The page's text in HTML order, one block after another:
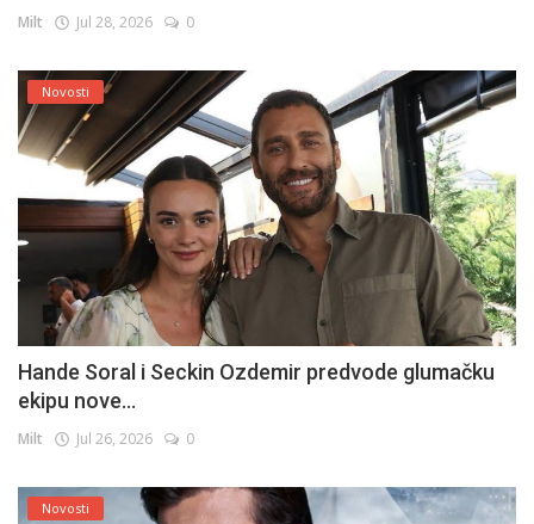
Milt Jul 28, 2026 0
Novosti
Hande Soral i Seckin Ozdemir predvode glumačku
ekipu nove...
Milt Jul 26, 2026 0
Novosti